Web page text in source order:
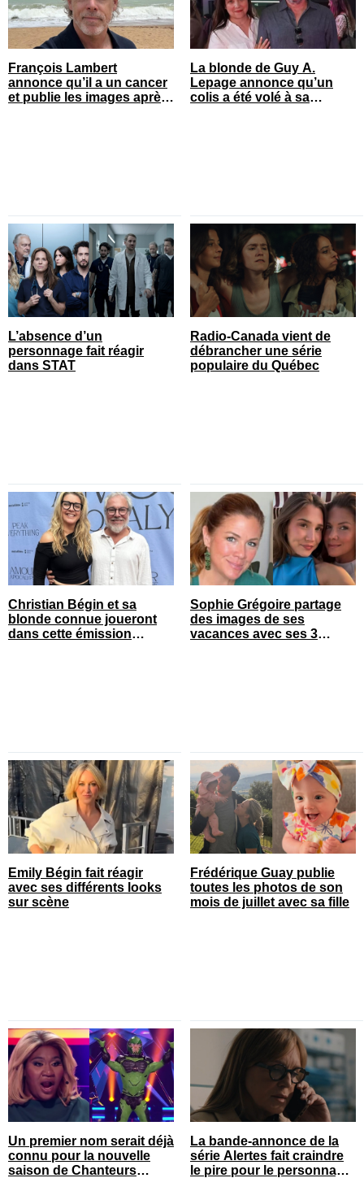
François Lambert
annonce qu’il a un cancer
et publie les images après
La blonde de Guy A.
Lepage annonce qu’un
colis a été volé à sa
L’absence d’un
personnage fait réagir
dans STAT
Radio-Canada vient de
débrancher une série
populaire du Québec
Christian Bégin et sa
blonde connue joueront
dans cette émission
Sophie Grégoire partage
des images de ses
vacances avec ses 3
Emily Bégin fait réagir
avec ses différents looks
sur scène
Frédérique Guay publie
toutes les photos de son
mois de juillet avec sa fille
Un premier nom serait déjà
connu pour la nouvelle
saison de Chanteurs
La bande-annonce de la
série Alertes fait craindre
le pire pour le personnage